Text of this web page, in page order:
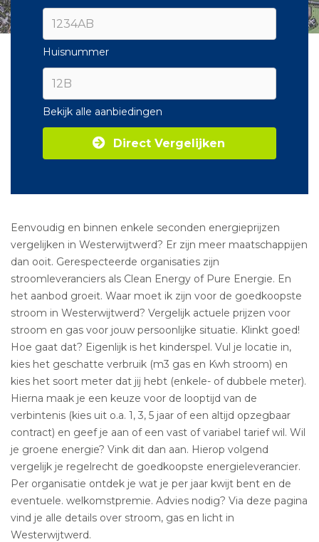
Huisnummer
Bekijk alle aanbiedingen
Direct Vergelijken
Eenvoudig en binnen enkele seconden energieprijzen
vergelijken in Westerwijtwerd? Er zijn meer maatschappijen
dan ooit. Gerespecteerde organisaties zijn
stroomleveranciers als Clean Energy of Pure Energie. En
het aanbod groeit. Waar moet ik zijn voor de goedkoopste
stroom in Westerwijtwerd? Vergelijk actuele prijzen voor
stroom en gas voor jouw persoonlijke situatie. Klinkt goed!
Hoe gaat dat? Eigenlijk is het kinderspel. Vul je locatie in,
kies het geschatte verbruik (m3 gas en Kwh stroom) en
kies het soort meter dat jij hebt (enkele- of dubbele meter).
Hierna maak je een keuze voor de looptijd van de
verbintenis (kies uit o.a. 1, 3, 5 jaar of een altijd opzegbaar
contract) en geef je aan of een vast of variabel tarief wil. Wil
je groene energie? Vink dit dan aan. Hierop volgend
vergelijk je regelrecht de goedkoopste energieleverancier.
Per organisatie ontdek je wat je per jaar kwijt bent en de
eventuele. welkomstpremie. Advies nodig? Via deze pagina
vind je alle details over stroom, gas en licht in
Westerwijtwerd.